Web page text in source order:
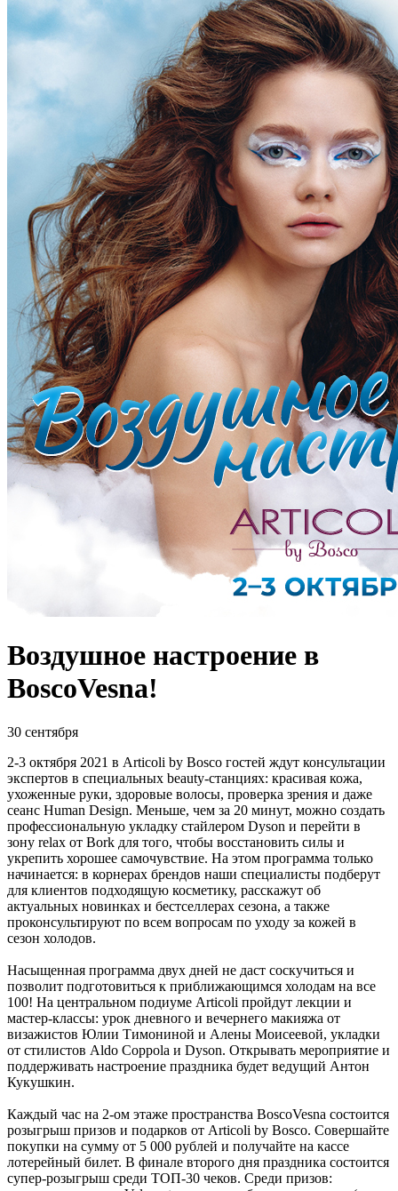
Воздушное настроение в
BoscoVesna!
30 сентября
2-3 октября 2021 в Articoli by Bosco гостей ждут консультации
экспертов в специальных beauty-станциях: красивая кожа,
ухоженные руки, здоровые волосы, проверка зрения и даже
сеанс Human Design. Меньше, чем за 20 минут, можно создать
профессиональную укладку стайлером Dyson и перейти в
зону relax от Bork для того, чтобы восстановить силы и
укрепить хорошее самочувствие. На этом программа только
начинается: в корнерах брендов наши специалисты подберут
для клиентов подходящую косметику, расскажут об
актуальных новинках и бестселлерах сезона, а также
проконсультируют по всем вопросам по уходу за кожей в
сезон холодов.
Насыщенная программа двух дней не даст соскучиться и
позволит подготовиться к приближающимся холодам на все
100! На центральном подиуме Articoli пройдут лекции и
мастер-классы: урок дневного и вечернего макияжа от
визажистов Юлии Тимониной и Алены Моисеевой, укладки
от стилистов Aldo Coppola и Dyson. Открывать мероприятие и
поддерживать настроение праздника будет ведущий Антон
Кукушкин.
Каждый час на 2-ом этаже пространства BoscoVesna состоится
розыгрыш призов и подарков от Articoli by Bosco. Совершайте
покупки на сумму от 5 000 рублей и получайте на кассе
лотерейный билет. В финале второго дня праздника состоится
супер-розыгрыш среди ТОП-30 чеков. Среди призов: